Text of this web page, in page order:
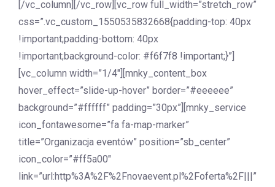
[/vc_column][/vc_row][vc_row full_width=”stretch_row”
css=”.vc_custom_1550535832668{padding-top: 40px
!important;padding-bottom: 40px
!important;background-color: #f6f7f8 !important;}”]
[vc_column width=”1/4″][mnky_content_box
hover_effect=”slide-up-hover” border=”#eeeeee”
background=”#ffffff” padding=”30px”][mnky_service
icon_fontawesome=”fa fa-map-marker”
title=”Organizacja eventów” position=”sb_center”
icon_color=”#ff5a00″
link=”url:http%3A%2F%2Fnovaevent.pl%2Foferta%2F|||”